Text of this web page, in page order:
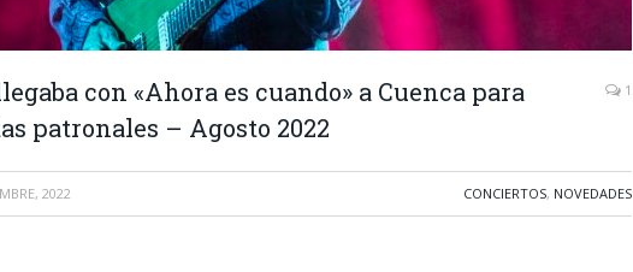
con «Ahora es cuando» a Cuenca para
patronales – Agosto 2022
1
2022 CONCIERTOS, NOVEDADES